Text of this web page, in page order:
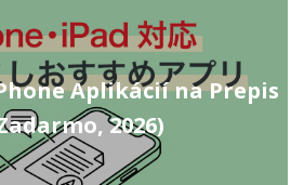
Aplikácií na Prepis
2026)